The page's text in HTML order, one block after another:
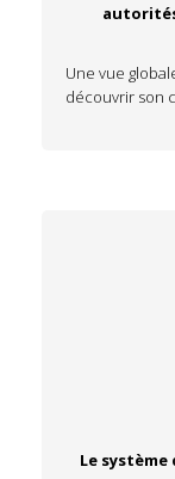
Une vue
découvrir son
Le